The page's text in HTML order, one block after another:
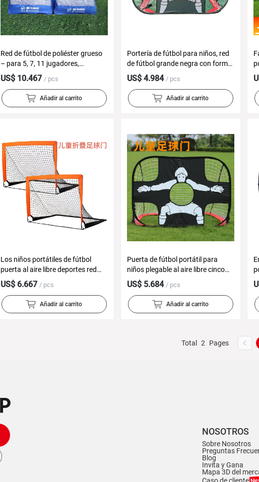
Red de fútbol de poliéster grueso
– para 5, 7, 11 jugadores,
entrenamiento, ocio, polipropileno
US$ 10.467 / pcs
Añadir al carrito
Portería de fútbol para niños, red
de fútbol grande negra con forma
de humanoide, deportes al aire
libre, varios tipos de marcos de
pelota plegables, dropshipping
US$ 4.984 / pcs
Añadir al carrito
Los niños portátiles de fútbol
puerta al aire libre deportes red
plegable tienda rectangular meta
hockey sobre hielo hockey Net
US$ 6.667 / pcs
Añadir al carrito
Puerta de fútbol portátil para
niños plegable al aire libre cinco
jardín de infantes interior hogar
mini puerta de fútbol pequeño
US$ 5.684 / pcs
Añadir al carrito
Total 2 Pages
NOSOTROS
Sobre Nosotros
Preguntas
Blog
Invita y Gana
Mapa 3D del